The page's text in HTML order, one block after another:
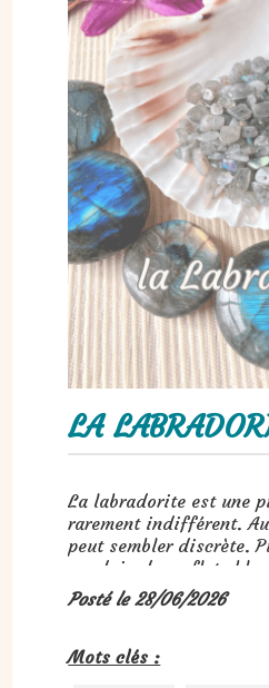
LA
La labradorite est une
rarement indifférent.
peut sembler discrète.
soudain des reflets
parfois même violets...
Posté le 28/06/2026
Mots clés :